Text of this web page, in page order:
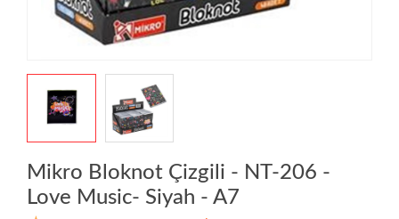
Mikro Bloknot Çizgili - NT-206 -
Love Music- Siyah - A7